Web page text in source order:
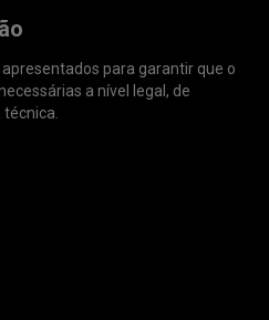
para garantir que o
a nível legal, de